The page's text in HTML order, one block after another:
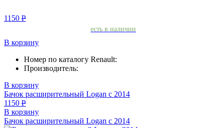
1150 Р
есть в наличии
В корзину
Номер по каталогу Renault:
Производитель:
В корзину
Бачок расширительный Logan с 2014
1150 Р
В корзину
Бачок расширительный Logan с 2014